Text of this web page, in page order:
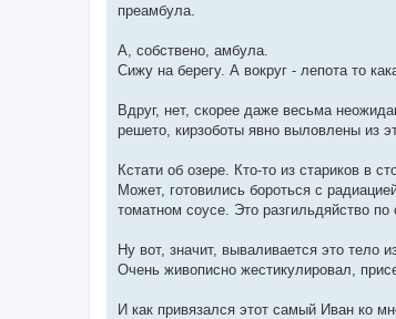
преамбула.
А, собствено, амбула.
Сижу на берегу. А вокруг - лепота то
Вдруг, нет, скорее даже весьма
решето, кирзоботы явно выловлены из
Кстати об озере. Кто-то из стариков в
Может, готовились бороться с
томатном соусе. Это разгильдяйство
Ну вот, значит, вываливается это тело
Очень живописно жестикулировал,
И как привязался этот самый Иван ко